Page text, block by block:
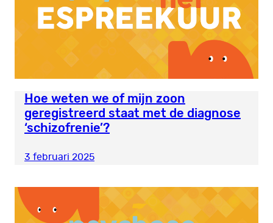
Hoe weten we of mijn zoon
geregistreerd staat met de diagnose
‘schizofrenie’?
3 februari 2025